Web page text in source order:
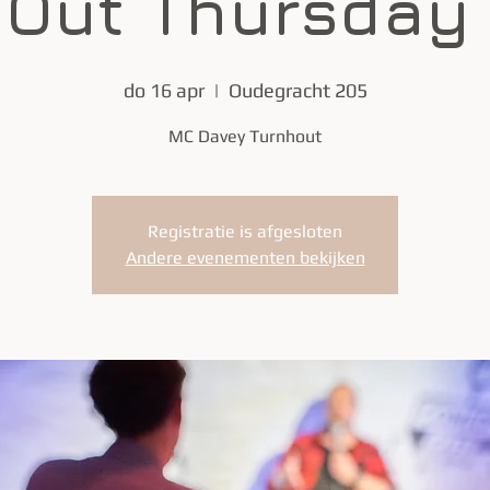
do 16 apr
  |
Oudegracht 205
MC Davey Turnhout
Registratie is afgesloten
Andere evenementen bekijken